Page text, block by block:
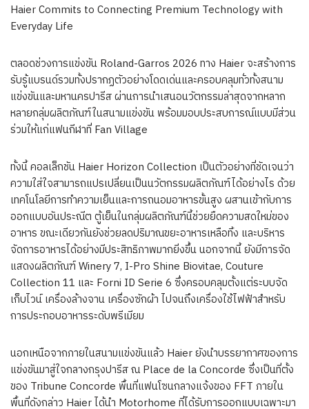
Haier Commits to Connecting Premium Technology with
Everyday Life
ตลอดช่วงการแข่งขัน Roland-Garros 2026 ทาง Haier จะสร้างการ
รับรู้แบรนด์รวมทั้งปรากฏตัวอย่างโดดเด่นและครอบคลุมทั่วทั้งสนาม
แข่งขันและมหานครปารีส ผ่านการนำเสนอนวัตกรรมล่าสุดจากหลาก
หลายกลุ่มผลิตภัณฑ์ในสนามแข่งขัน พร้อมมอบประสบการณ์แบบมีส่วน
ร่วมให้แก่แฟนกีฬาที่ Fan Village
ทั้งนี้ คอลเล็กชัน Haier Horizon Collection เป็นตัวอย่างที่ชัดเจนว่า
ความใส่ใจสามารถแปรเปลี่ยนเป็นนวัตกรรมผลิตภัณฑ์ได้อย่างไร ด้วย
เทคโนโลยีการทำความเย็นและการถนอมอาหารขั้นสูง ผสานเข้ากับการ
ออกแบบอันประณีต ตู้เย็นในกลุ่มผลิตภัณฑ์นี้ช่วยยืดความสดใหม่ของ
อาหาร ขณะเดียวกันยังช่วยลดปริมาณขยะอาหารเหลือทิ้ง และบริหาร
จัดการอาหารได้อย่างมีประสิทธิภาพมากยิ่งขึ้น นอกจากนี้ ยังมีการจัด
แสดงผลิตภัณฑ์ Winery 7, I-Pro Shine Biovitae, Couture
Collection 11 และ Forni ID Serie 6 ซึ่งครอบคลุมตั้งแต่ระบบจัด
เก็บไวน์ เครื่องล้างจาน เครื่องซักผ้า ไปจนถึงเครื่องใช้ไฟฟ้าสำหรับ
การประกอบอาหารระดับพรีเมียม
นอกเหนือจากภายในสนามแข่งขันแล้ว Haier ยังนำบรรยากาศของการ
แข่งขันมาสู่ใจกลางกรุงปารีส ณ Place de la Concorde ซึ่งเป็นที่ตั้ง
ของ Tribune Concorde พื้นที่แฟนโซนกลางแจ้งของ FFT ภายใน
พื้นที่ดังกล่าว Haier ได้นำ Motorhome ที่ได้รับการออกแบบเฉพาะมา